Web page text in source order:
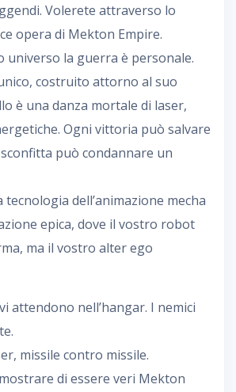
Volerete attraverso lo
opera di Mekton Empire.
universo la guerra è personale.
costruito attorno al suo
è una danza mortale di laser,
Ogni vittoria può salvare
può condannare un
tecnologia dell’animazione mecha
epica, dove il vostro robot
ma il vostro alter ego
attendono nell’hangar. I nemici
missile contro missile.
di essere veri Mekton